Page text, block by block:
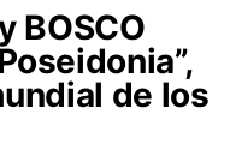
BOSCO
de los